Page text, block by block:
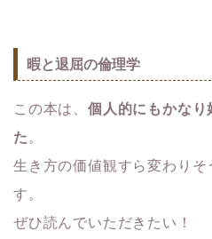
暇と退屈の倫理学
この本は、 個人的にもかなり
た 。
生き方の価値観すら変わり
す。
ぜひ読んでいただきたい！